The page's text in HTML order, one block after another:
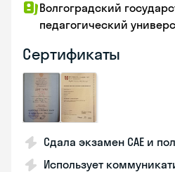
Волгоградский
педагогический
Сертификаты
Сдала экзамен CAE и
Использует